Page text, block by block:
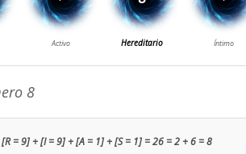
8
= 9] + [I = 9] + [A = 1] + [S = 1] = 26 = 2 + 6 = 8